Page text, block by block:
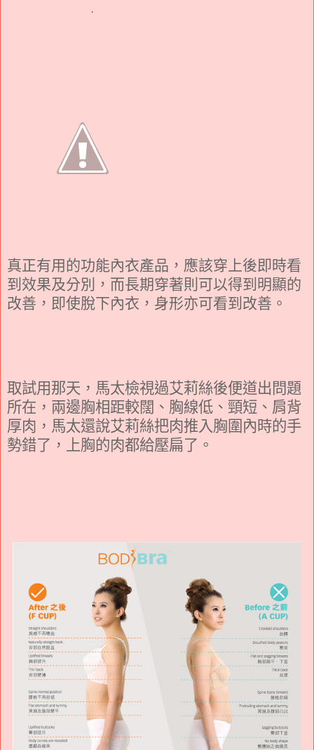
·
真正有用的功能內衣產品，應該穿上後即時看
到效果及分別，而長期穿著則可以得到明顯的
改善，即使脫下內衣，身形亦可看到改善。
取試用那天，馬太檢視過艾莉絲後便道出問題
所在，兩邊胸相距較闊、胸線低、頸短、肩背
厚肉，馬太還說艾莉絲把肉推入胸圍內時的手
勢錯了，上胸的肉都給壓扁了。